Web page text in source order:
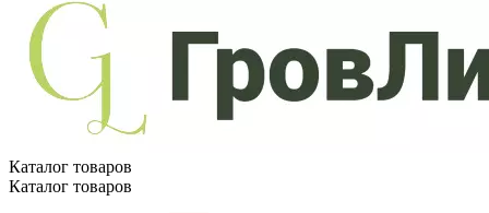
Каталог товаров
Каталог товаров